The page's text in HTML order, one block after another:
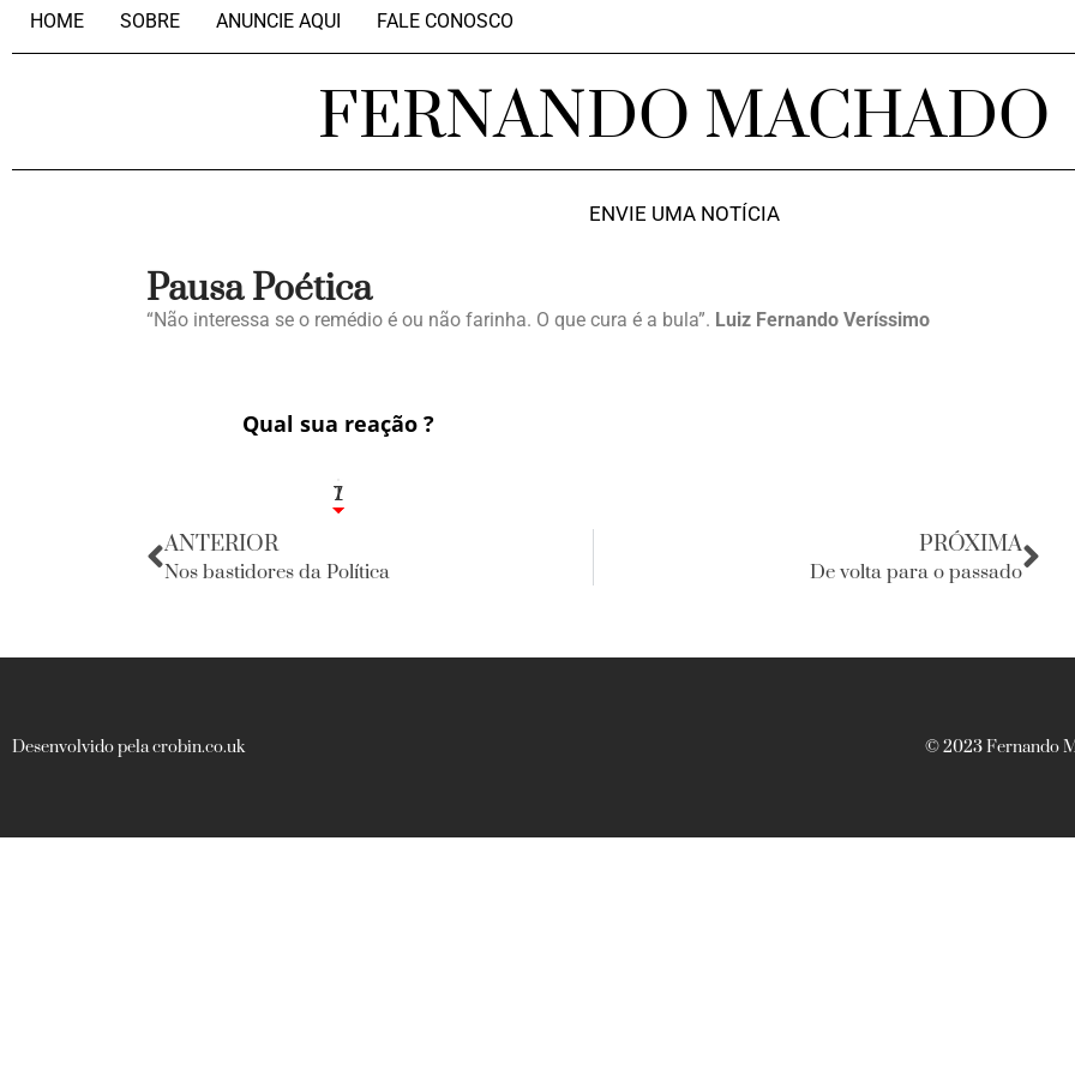
HOME SOBRE ANUNCIE AQUI FALE CONOSCO
FERNANDO MACHADO
ENVIE UMA NOTÍCIA
Pausa Poética
“Não interessa se o remédio é ou não farinha. O que cura é a bula”. Luiz Fernando Veríssimo
Qual sua reação ?
1
7
ANTERIOR
Nos bastidores da Política
PRÓXIMA
De volta para o passado
Desenvolvido pela crobin.co.uk © 2023 Fernando